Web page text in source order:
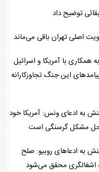
توضیح داد
اصلی تهران باقی می‌ماند
همکاری با آمریکا و اسرائیل
این جنگ تجاوزکارانه
به ادعای ونس: آمریکا خود
حل مشکل گرسنگی است
به ادعا‌های روبیو: صلح
اشغالگری محقق می‌شود